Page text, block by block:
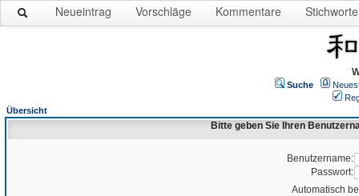
Neueintrag Vorschläge Kommentare Stichworte
Suche
Übersicht
Bitte geben Sie Ihren
Benutzername:
Passwort:
Automatisch